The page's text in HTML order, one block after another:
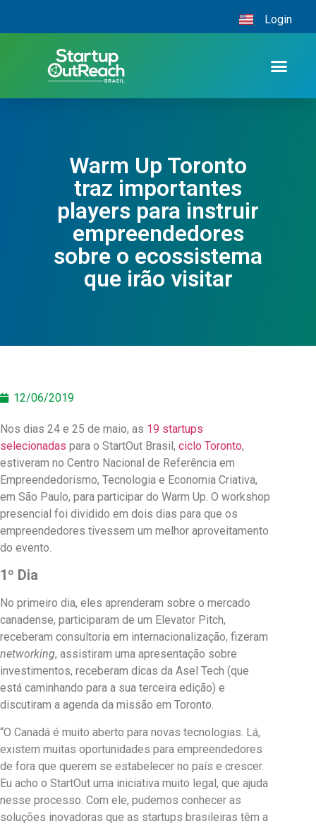
Login
Warm Up Toronto
traz importantes
players para instruir
empreendedores
sobre o ecossistema
que irão visitar
12/06/2019
Nos dias 24 e 25 de maio, as 19 startups
selecionadas para o StartOut Brasil, ciclo Toronto,
estiveram no Centro Nacional de Referência em
Empreendedorismo, Tecnologia e Economia Criativa,
em São Paulo, para participar do Warm Up. O workshop
presencial foi dividido em dois dias para que os
empreendedores tivessem um melhor aproveitamento
do evento.
1º Dia
No primeiro dia, eles aprenderam sobre o mercado
canadense, participaram de um Elevator Pitch,
receberam consultoria em internacionalização, fizeram
networking, assistiram uma apresentação sobre
investimentos, receberam dicas da Asel Tech (que
está caminhando para a sua terceira edição) e
discutiram a agenda da missão em Toronto.
“O Canadá é muito aberto para novas tecnologias. Lá,
existem muitas oportunidades para empreendedores
de fora que querem se estabelecer no país e crescer.
Eu acho o StartOut uma iniciativa muito legal, que ajuda
nesse processo. Com ele, pudemos conhecer as
soluções inovadoras que as startups brasileiras têm a